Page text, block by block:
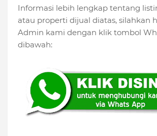
Informasi lebih lengkap tentang
atau properti dijual diatas, silahkan
Admin kami dengan klik tombol
dibawah: